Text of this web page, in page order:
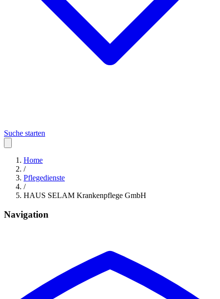
Suche starten
Home
/
Pflegedienste
/
HAUS SELAM Krankenpflege GmbH
Navigation